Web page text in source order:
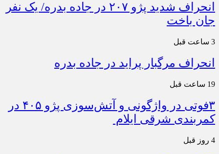
انحراف شدید پژو ۲۰۷ در جاده بدره/ یک نفر
جان باخت
3 ساعت قبل
انحراف مرگبار پراید در جاده بدره
19 ساعت قبل
۳فوتی در واژگونی و آتش‌سوزی پژو ۴۰۵ در
کمربندی شرقی ایلام
4 روز قبل